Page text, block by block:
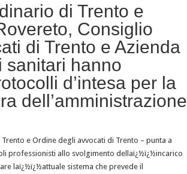
di Trento e
Consiglio
di Trento e Azienda
sanitari hanno
d’intesa per la
dell’amministrazione
e Ordine degli avvocati di Trento – punta a
professionisti allo svolgimento dellaï¿½ï¿½incarico
laï¿½ï¿½attuale sistema che prevede il